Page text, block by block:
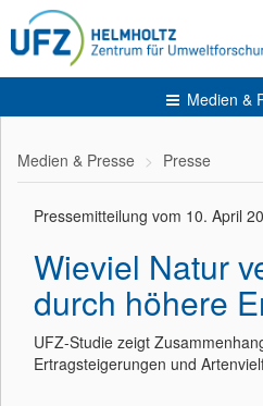
Medien &
Medien & Presse Presse
Pressemitteilung vom 10. April
Wieviel Natur
durch höhere
UFZ-Studie zeigt
Ertragsteigerungen und